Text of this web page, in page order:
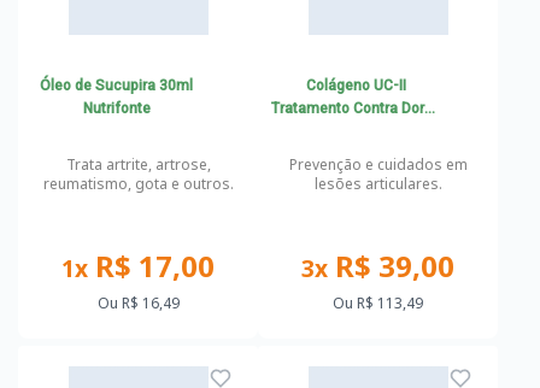
Óleo de Sucupira 30ml
Nutrifonte
Trata artrite, artrose,
reumatismo, gota e outros.
1x R$ 17,00
Ou R$ 16,49
Colágeno UC-II
Tratamento Contra Dores
Prevenção e cuidados em
lesões articulares.
3x R$ 39,00
Ou R$ 113,49